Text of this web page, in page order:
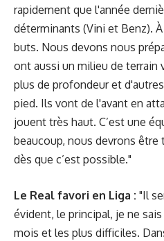
rapidement que l'année
déterminants (Vini et Benz).
buts. Nous devons nous
ont aussi un milieu de terrain
plus de profondeur et
pied. Ils vont de l'avant en
jouent très haut. C’est une
beaucoup, nous devrons
dès que c’est possible."
Le Real favori en Liga : "Il
évident, le principal, je ne
mois et les plus difficiles.